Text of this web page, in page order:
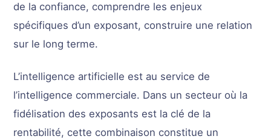
de la confiance, comprendre les enjeux
spécifiques d’un exposant, construire une relation
sur le long terme.
L’intelligence artificielle est au service de
l’intelligence commerciale. Dans un secteur où la
fidélisation des exposants est la clé de la
rentabilité, cette combinaison constitue un